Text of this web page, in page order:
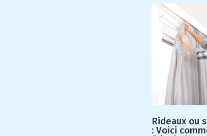
Rideaux ou
: Voici